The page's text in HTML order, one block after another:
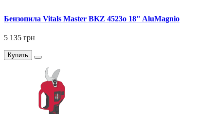
Бензопила Vitals Master BKZ 4523o 18" AluMagnio
5 135 грн
Купить